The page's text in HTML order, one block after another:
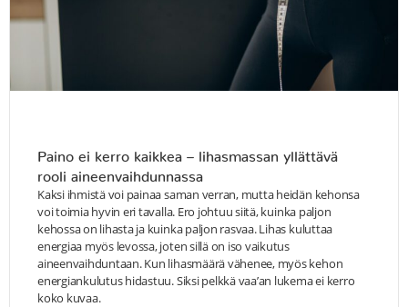
Paino ei kerro kaikkea – lihasmassan yllättävä
rooli aineenvaihdunnassa
Kaksi ihmistä voi painaa saman verran, mutta heidän kehonsa
voi toimia hyvin eri tavalla. Ero johtuu siitä, kuinka paljon
kehossa on lihasta ja kuinka paljon rasvaa. Lihas kuluttaa
energiaa myös levossa, joten sillä on iso vaikutus
aineenvaihduntaan. Kun lihasmäärä vähenee, myös kehon
energiankulutus hidastuu. Siksi pelkkä vaa’an lukema ei kerro
koko kuvaa.